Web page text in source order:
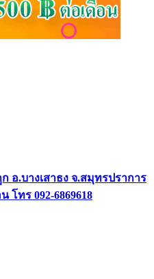
อ.บางเสาธง จ.สมุทรปราการ
โทร 092-6869618